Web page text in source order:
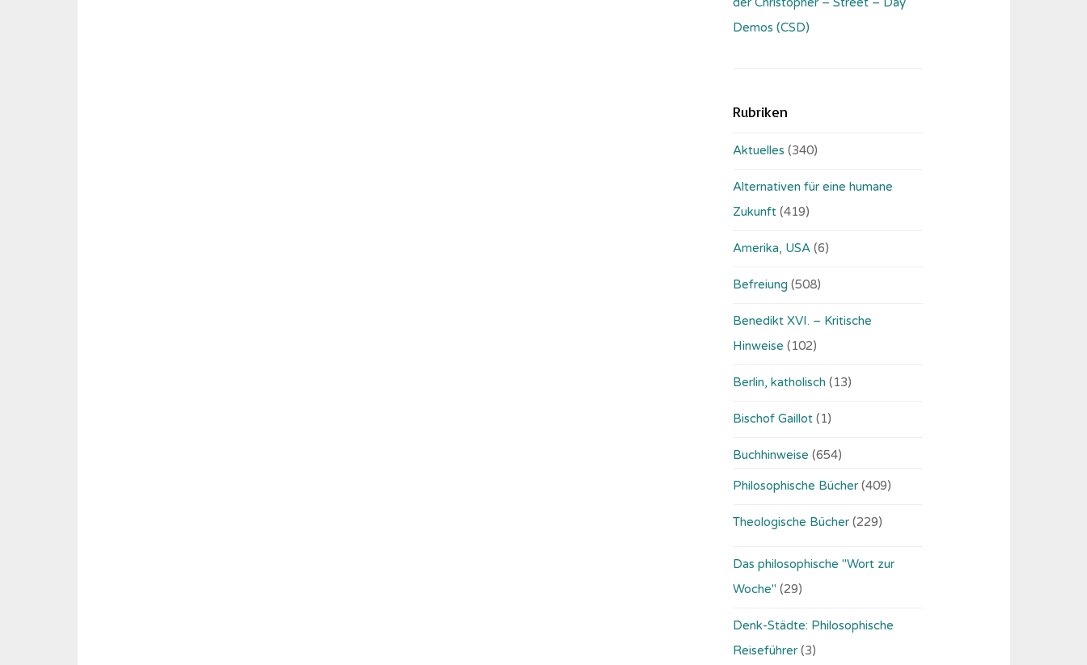
Demos (CSD)
Rubriken
Aktuelles (340)
Alternativen für eine humane
Zukunft (419)
Amerika, USA (6)
Befreiung (508)
Benedikt XVI. – Kritische
Hinweise (102)
Berlin, katholisch (13)
Bischof Gaillot (1)
Buchhinweise (654)
Philosophische Bücher (409)
Theologische Bücher (229)
Das philosophische "Wort zur
Woche" (29)
Denk-Städte: Philosophische
Reiseführer (3)